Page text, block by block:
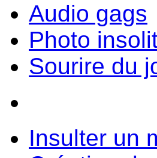
Audio gags
Photo
Sourire du
Insulter un